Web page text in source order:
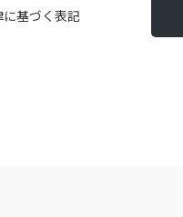
基づく表記